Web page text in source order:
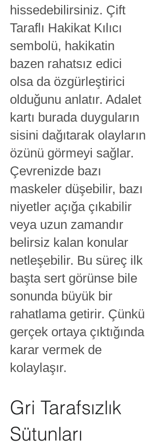
hissedebilirsiniz. Çift
Taraflı Hakikat Kılıcı
sembolü, hakikatin
bazen rahatsız edici
olsa da özgürleştirici
olduğunu anlatır. Adalet
kartı burada duyguların
sisini dağıtarak olayların
özünü görmeyi sağlar.
Çevrenizde bazı
maskeler düşebilir, bazı
niyetler açığa çıkabilir
veya uzun zamandır
belirsiz kalan konular
netleşebilir. Bu süreç ilk
başta sert görünse bile
sonunda büyük bir
rahatlama getirir. Çünkü
gerçek ortaya çıktığında
karar vermek de
kolaylaşır.
Gri Tarafsızlık
Sütunları